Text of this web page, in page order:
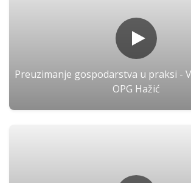
Preuzimanje gospodarstva u praksi -
OPG Hažić